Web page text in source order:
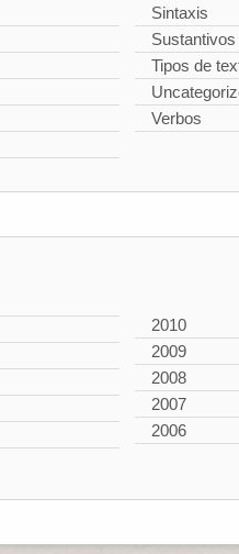
Sintaxis
Sustantivos
Tipos de
Verbos
2010
2009
2008
2007
2006